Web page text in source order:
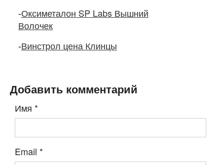
-Оксиметалон SP Labs Вышний
Волочек
-Винстрол цена Клинцы
Добавить комментарий
Имя *
Email *